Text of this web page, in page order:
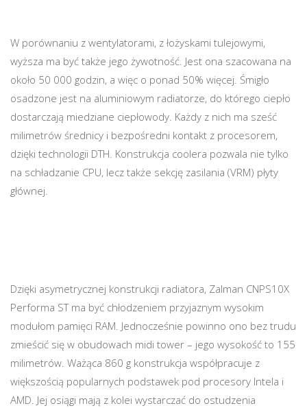
W porównaniu z wentylatorami, z łożyskami tulejowymi,
wyższa ma być także jego żywotność. Jest ona szacowana na
około 50 000 godzin, a więc o ponad 50% więcej. Śmigło
osadzone jest na aluminiowym radiatorze, do którego ciepło
dostarczają miedziane ciepłowody. Każdy z nich ma sześć
milimetrów średnicy i bezpośredni kontakt z procesorem,
dzięki technologii DTH. Konstrukcja coolera pozwala nie tylko
na schładzanie CPU, lecz także sekcję zasilania (VRM) płyty
głównej.
Dzięki asymetrycznej konstrukcji radiatora, Zalman CNPS10X
Performa ST ma być chłodzeniem przyjaznym wysokim
modułom pamięci RAM. Jednocześnie powinno ono bez trudu
zmieścić się w obudowach midi tower – jego wysokość to 155
milimetrów. Ważąca 860 g konstrukcja współpracuje z
większością popularnych podstawek pod procesory Intela i
AMD. Jej osiągi mają z kolei wystarczać do ostudzenia